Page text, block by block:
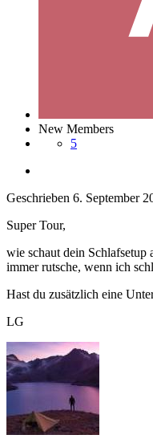
New Members
5
Geschrieben 6. September
Super Tour,
wie schaut dein Schlafsetup
immer rutsche, wenn ich
Hast du zusätzlich eine
LG